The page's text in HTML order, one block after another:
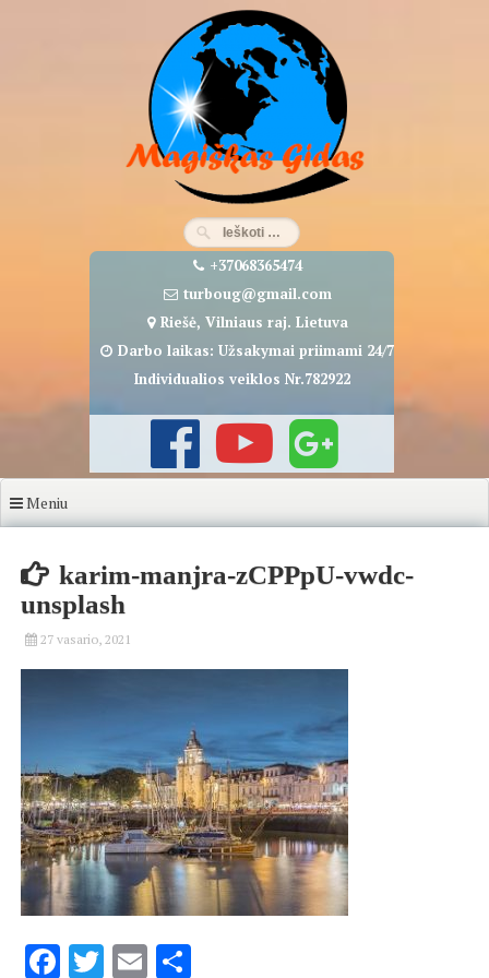
+37068365474
turboug@gmail.com
Riešė, Vilniaus raj. Lietuva
Darbo laikas: Užsakymai priimami 24/7
Individualios veiklos Nr.782922
Meniu
karim-manjra-zCPPpU-vwdc-
unsplash
27 vasario, 2021
Facebook
Twitter
Email